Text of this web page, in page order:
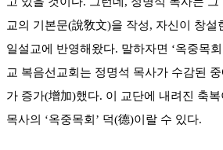
교의 기본문(說敎文)을 작성, 자신이 창설
일설교에 반영해왔다. 말하자면 ‘옥중목
교 복음선교회는 정명석 목사가 수감된
가 증가(增加)했다. 이 교단에 내려진 축
목사의 ‘옥중목회’ 덕(德)이랄 수 있다.